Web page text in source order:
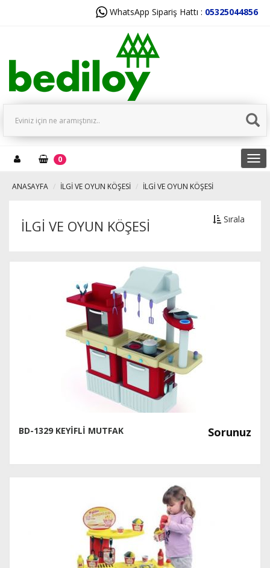
WhatsApp Sipariş Hattı : 05325044856
0
ANASAYFA İLGİ VE OYUN KÖŞESİ İLGİ VE OYUN KÖŞESİ
Sırala
İLGİ VE OYUN KÖŞESİ
BD-1329 KEYİFLİ MUTFAK Sorunuz